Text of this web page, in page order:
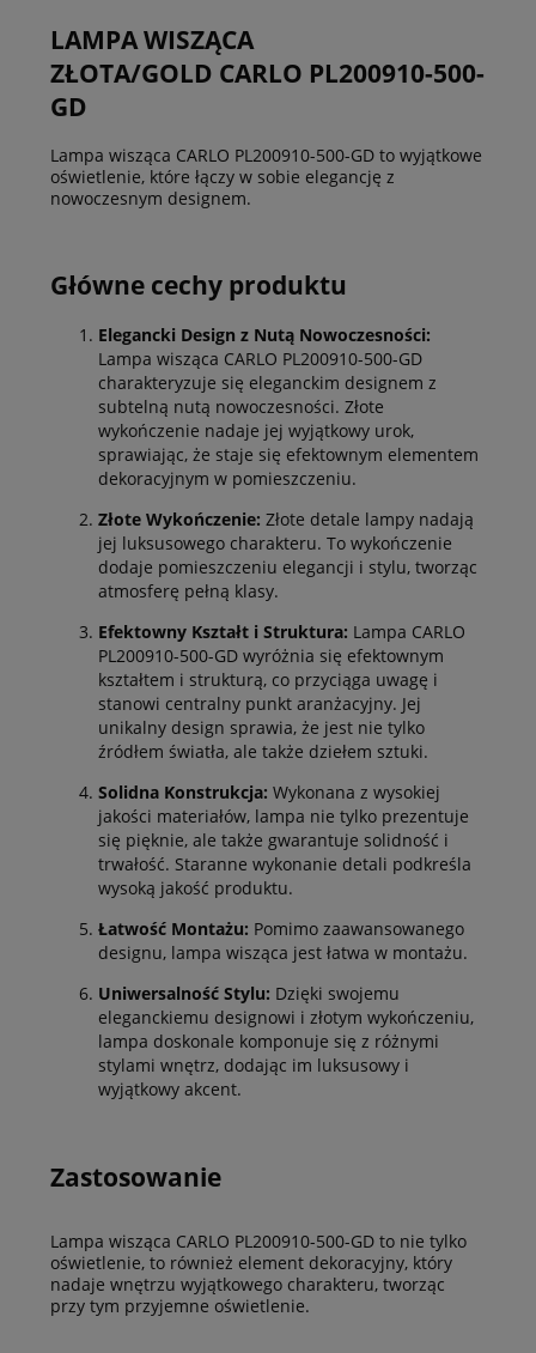
LAMPA WISZĄCA
ZŁOTA/GOLD CARLO PL200910-500-
GD
Lampa wisząca CARLO PL200910-500-GD to wyjątkowe
oświetlenie, które łączy w sobie elegancję z
nowoczesnym designem.
Główne cechy produktu
Elegancki Design z Nutą Nowoczesności:
Lampa wisząca CARLO PL200910-500-GD
charakteryzuje się eleganckim designem z
subtelną nutą nowoczesności. Złote
wykończenie nadaje jej wyjątkowy urok,
sprawiając, że staje się efektownym elementem
dekoracyjnym w pomieszczeniu.
Złote Wykończenie: Złote detale lampy nadają
jej luksusowego charakteru. To wykończenie
dodaje pomieszczeniu elegancji i stylu, tworząc
atmosferę pełną klasy.
Efektowny Kształt i Struktura: Lampa CARLO
PL200910-500-GD wyróżnia się efektownym
kształtem i strukturą, co przyciąga uwagę i
stanowi centralny punkt aranżacyjny. Jej
unikalny design sprawia, że jest nie tylko
źródłem światła, ale także dziełem sztuki.
Solidna Konstrukcja: Wykonana z wysokiej
jakości materiałów, lampa nie tylko prezentuje
się pięknie, ale także gwarantuje solidność i
trwałość. Staranne wykonanie detali podkreśla
wysoką jakość produktu.
Łatwość Montażu: Pomimo zaawansowanego
designu, lampa wisząca jest łatwa w montażu.
Uniwersalność Stylu: Dzięki swojemu
eleganckiemu designowi i złotym wykończeniu,
lampa doskonale komponuje się z różnymi
stylami wnętrz, dodając im luksusowy i
wyjątkowy akcent.
Zastosowanie
Lampa wisząca CARLO PL200910-500-GD to nie tylko
oświetlenie, to również element dekoracyjny, który
nadaje wnętrzu wyjątkowego charakteru, tworząc
przy tym przyjemne oświetlenie.